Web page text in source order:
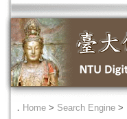
． Home > Search Engine >